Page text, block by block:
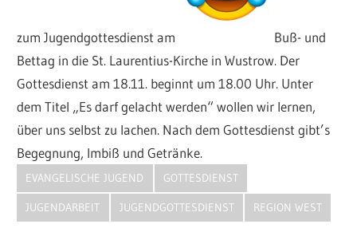
zum Jugendgottesdienst am
Buß- und
Bettag in die St. Laurentius-Kirche in Wustrow. Der
Gottesdienst am 18.11. beginnt um 18.00 Uhr. Unter
dem Titel „Es darf gelacht werden“ wollen wir lernen,
über uns selbst zu lachen. Nach dem Gottesdienst gibt’s
Begegnung, Imbiß und Getränke.
EVANGELISCHE JUGEND GOTTESDIENST
JUGENDARBEIT JUGENDGOTTESDIENST REGION WEST